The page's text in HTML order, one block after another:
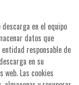
en el equipo
datos que
responsable de
en su
Las cookies